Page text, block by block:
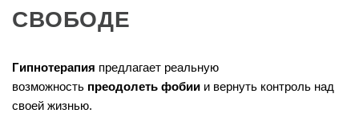
СВОБОДЕ
Гипнотерапия предлагает реальную
возможность преодолеть фобии и вернуть контроль над
своей жизнью.